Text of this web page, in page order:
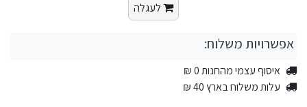
לעגלה
אפשרויות משלוח:
איסוף עצמי מהחנות 0 ₪
עלות משלוח בארץ 40 ₪